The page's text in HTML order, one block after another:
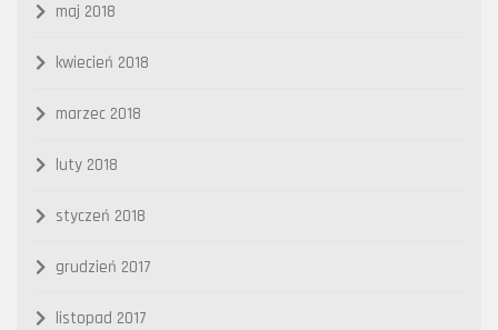
maj 2018
kwiecień 2018
marzec 2018
luty 2018
styczeń 2018
grudzień 2017
listopad 2017